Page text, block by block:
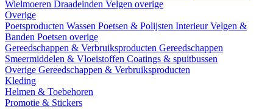
Wielmoeren Draadeinden Velgen overige
Overige
Poetsproducten Wassen Poetsen & Polijsten InterieurVelgen &
Banden Poetsen overige
Gereedschappen & Verbruiksproducten Gereedschappen
Smeermiddelen & Vloeistoffen Coatings & spuitbussen
Overige Gereedschappen & Verbruiksproducten
Kleding
Helmen & Toebehoren
Promotie & Stickers